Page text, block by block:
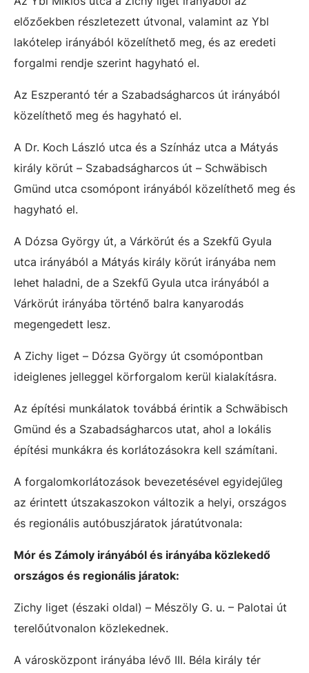
előzőekben részletezett útvonal, valamint az Ybl
lakótelep irányából közelíthető meg, és az eredeti
forgalmi rendje szerint hagyható el.
Az Eszperantó tér a Szabadságharcos út irányából
közelíthető meg és hagyható el.
A Dr. Koch László utca és a Színház utca a Mátyás
király körút – Szabadságharcos út – Schwäbisch
Gmünd utca csomópont irányából közelíthető meg és
hagyható el.
A Dózsa György út, a Várkörút és a Szekfű Gyula
utca irányából a Mátyás király körút irányába nem
lehet haladni, de a Szekfű Gyula utca irányából a
Várkörút irányába történő balra kanyarodás
megengedett lesz.
A Zichy liget – Dózsa György út csomópontban
ideiglenes jelleggel körforgalom kerül kialakításra.
Az építési munkálatok továbbá érintik a Schwäbisch
Gmünd és a Szabadságharcos utat, ahol a lokális
építési munkákra és korlátozásokra kell számítani.
A forgalomkorlátozások bevezetésével egyidejűleg
az érintett útszakaszokon változik a helyi, országos
és regionális autóbuszjáratok járatútvonala:
Mór és Zámoly irányából és irányába közlekedő
országos és regionális járatok:
Zichy liget (északi oldal) – Mészöly G. u. – Palotai út
terelőútvonalon közlekednek.
A városközpont irányába lévő III. Béla király tér